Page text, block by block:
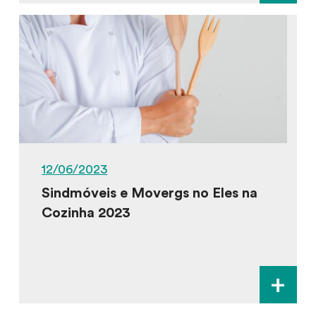
12/06/2023
Sindmóveis e Movergs no Eles na
Cozinha 2023
+